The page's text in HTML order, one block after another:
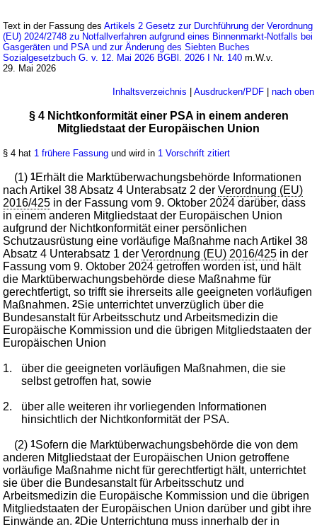
Text in der Fassung desArtikels 2 Gesetz zur Durchführung der Verordnung
(EU) 2024/2748 zu Notfallverfahren aufgrund eines Binnenmarkt-Notfalls bei
Gasgeräten und PSA und zur Änderung des Siebten Buches
Sozialgesetzbuch G. v. 12. Mai 2026 BGBl. 2026 I Nr. 140 m.W.v.
29. Mai 2026
Inhaltsverzeichnis | Ausdrucken/PDF| nach oben
§ 4 Nichtkonformität einer PSA in einem anderen
Mitgliedstaat der Europäischen Union
§ 4 hat 1 frühere Fassung und wird in 1 Vorschrift zitiert
(1)1Erhält die Marktüberwachungsbehörde Informationen
nach Artikel 38 Absatz 4 Unterabsatz 2 derVerordnung (EU)
2016/425 in der Fassung vom 9. Oktober 2024 darüber, dass
in einem anderen Mitgliedstaat der Europäischen Union
aufgrund der Nichtkonformität einer persönlichen
Schutzausrüstung eine vorläufige Maßnahme nach Artikel 38
Absatz 4 Unterabsatz 1 derVerordnung (EU) 2016/425 in der
Fassung vom 9. Oktober 2024 getroffen worden ist, und hält
die Marktüberwachungsbehörde diese Maßnahme für
gerechtfertigt, so trifft sie ihrerseits alle geeigneten vorläufigen
Maßnahmen.2Sie unterrichtet unverzüglich über die
Bundesanstalt für Arbeitsschutz und Arbeitsmedizin die
Europäische Kommission und die übrigen Mitgliedstaaten der
Europäischen Union
1.
über die geeigneten vorläufigen Maßnahmen, die sie
selbst getroffen hat, sowie
2.
über alle weiteren ihr vorliegenden Informationen
hinsichtlich der Nichtkonformität der PSA.
(2)1Sofern die Marktüberwachungsbehörde die von dem
anderen Mitgliedstaat der Europäischen Union getroffene
vorläufige Maßnahme nicht für gerechtfertigt hält, unterrichtet
sie über die Bundesanstalt für Arbeitsschutz und
Arbeitsmedizin die Europäische Kommission und die übrigen
Mitgliedstaaten der Europäischen Union darüber und gibt ihre
Einwände an.2Die Unterrichtung muss innerhalb der in